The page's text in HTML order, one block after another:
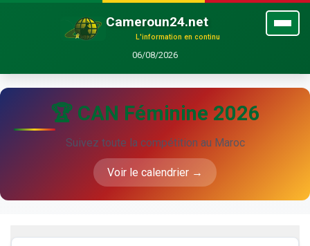
Cameroun24.net
L'information en continu
06/08/2026
🏆 CAN Féminine 2026
Suivez toute la compétition au Maroc
Voir le calendrier →